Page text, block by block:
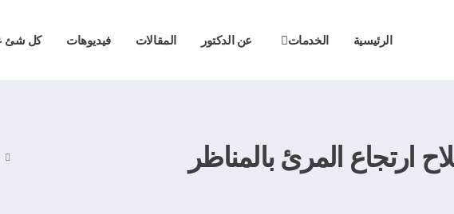
الرئيسية الخدمات عن الدكتور المقالات فيديوهات كل شئ
ارتجاع المرئ بالمناظر